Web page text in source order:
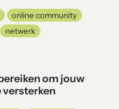
online community
netwerk
om jouw
versterken